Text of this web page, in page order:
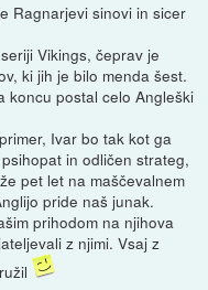
Ragnarjevi sinovi in sicer
Vikings, čeprav je
ki jih je bilo menda šest.
koncu postal celo Angleški
Ivar bo tak kot ga
in odličen strateg,
pet let na maščevalnem
pride naš junak.
prihodom na njihova
z njimi. Vsaj z